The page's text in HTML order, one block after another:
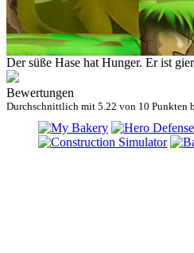
Der süße Hase hat Hunger. Er ist
Bewertungen
Durchschnittlich mit 5.22 von 10 Punkten